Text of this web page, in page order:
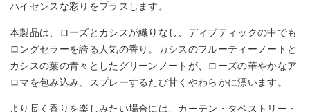
ハイセンスな彩りをプラスします。
本製品は、ローズとカシスが織りなし、ディプティックの中でも
ロングセラーを誇る人気の香り。カシスのフルーティーノートと
カシスの葉の青々としたグリーンノートが、ローズの華やかなア
ロマを包み込み、スプレーするたび甘くやわらかに漂います。
より長く香りを楽しみたい場合には、カーテン・タペストリー・